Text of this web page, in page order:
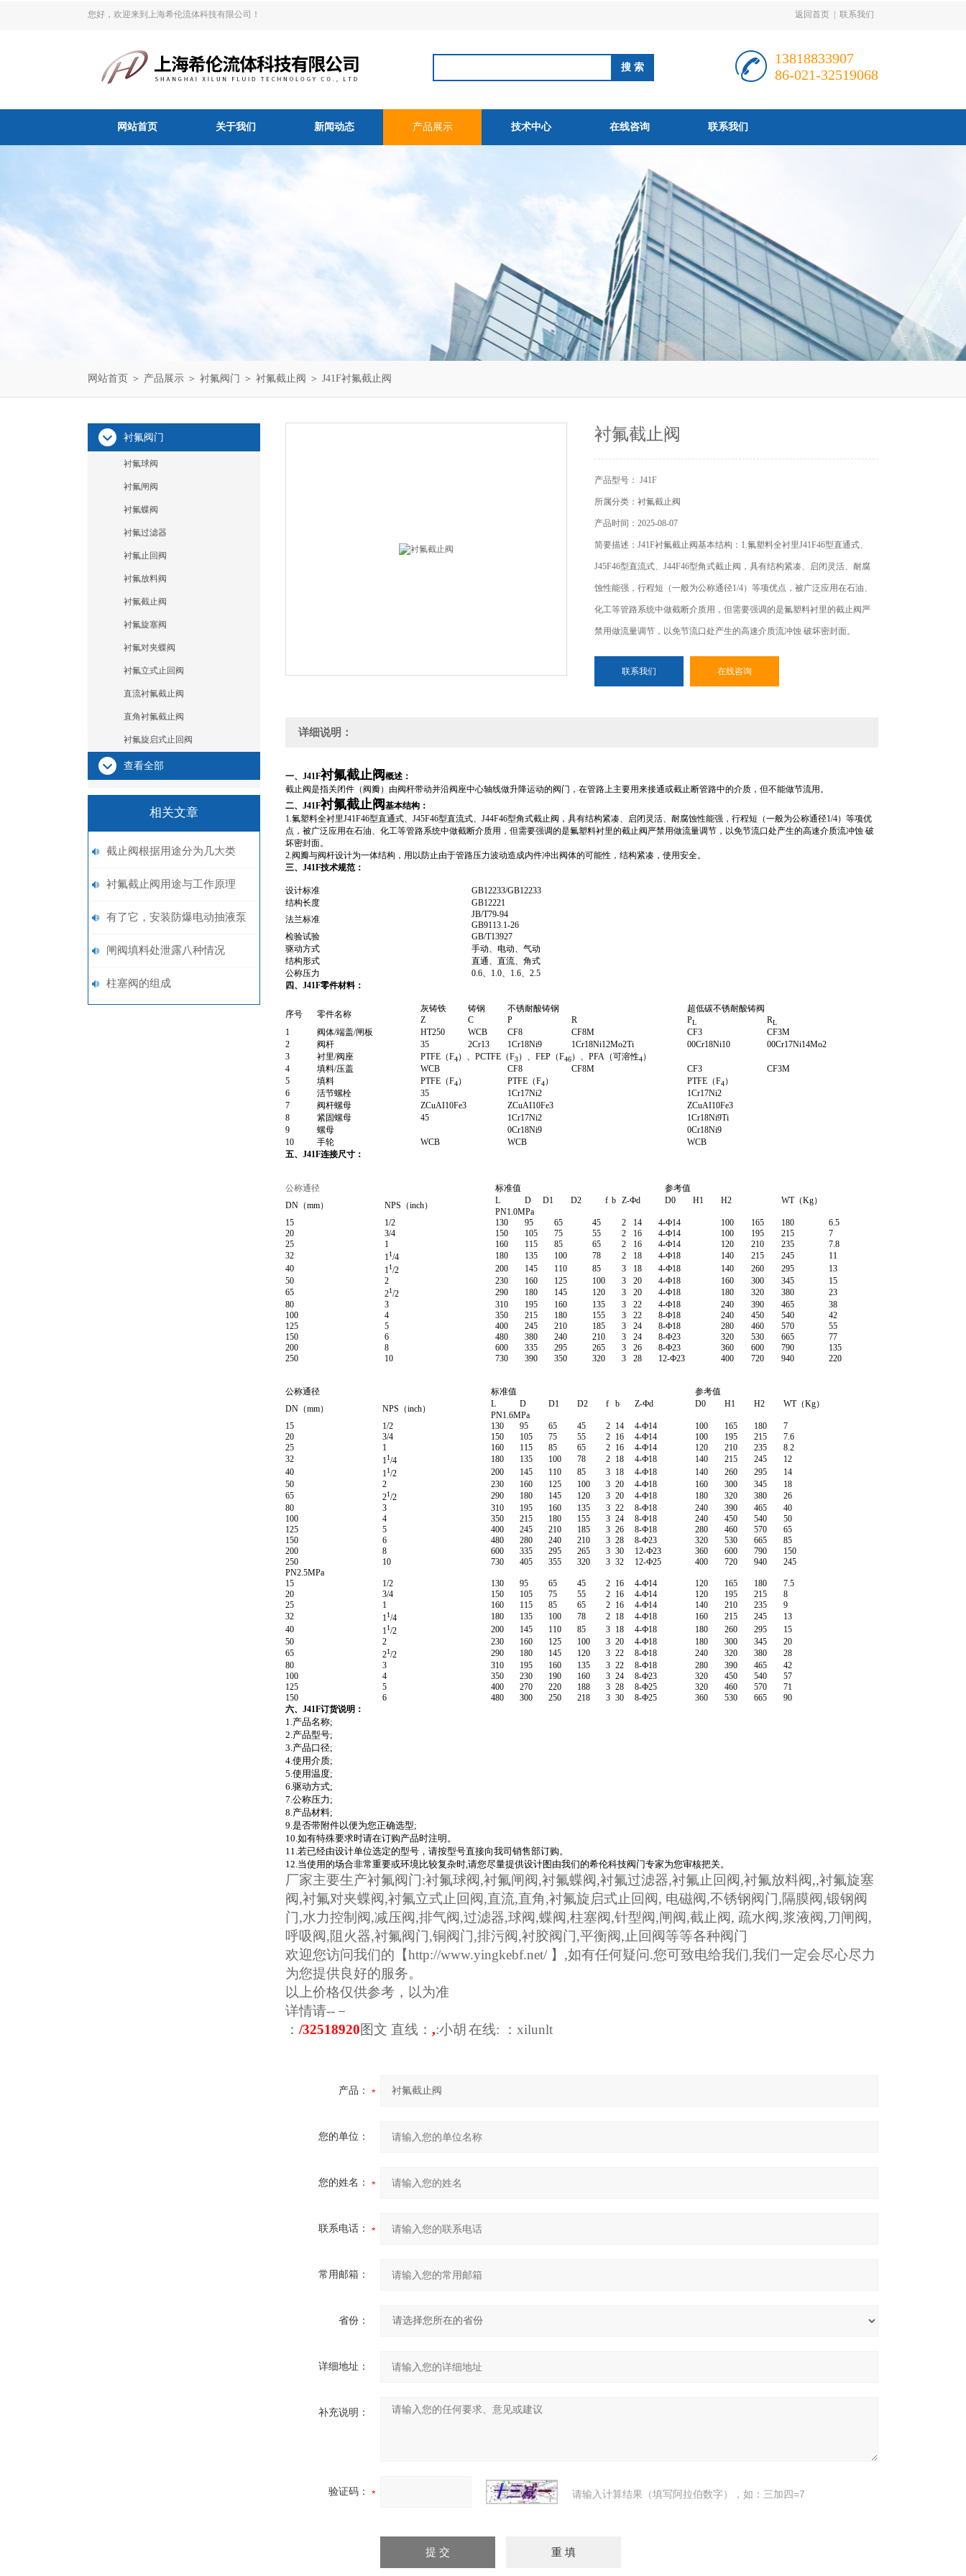
您好，欢迎来到上海希伦流体科技有限公司！ 返回首页 联系我们
13818833907
86-021-32519068
网站首页 关于我们 新闻动态 产品展示 技术中心 在线咨询 联系我们
网站首页 ＞ 产品展示 ＞ 衬氟阀门 ＞ 衬氟截止阀 ＞ J41F衬氟截止阀
衬氟阀门
衬氟球阀
衬氟闸阀
衬氟蝶阀
衬氟过滤器
衬氟止回阀
衬氟放料阀
衬氟截止阀
衬氟旋塞阀
衬氟对夹蝶阀
衬氟立式止回阀
直流衬氟截止阀
直角衬氟截止阀
衬氟旋启式止回阀
查看全部
相关文章
截止阀根据用途分为几大类
衬氟截止阀用途与工作原理
有了它，安装防爆电动抽液泵
会更轻松
闸阀填料处泄露八种情况
柱塞阀的组成
衬氟截止阀
产品型号： J41F
所属分类：衬氟截止阀
产品时间：2025-08-07
简要描述：J41F衬氟截止阀基本结构：1.氟塑料全衬里J41F46型直通式、
J45F46型直流式、J44F46型角式截止阀，具有结构紧凑、启闭灵活、耐腐
蚀性能强，行程短（一般为公称通径1/4）等项优点，被广泛应用在石油、
化工等管路系统中做截断介质用，但需要强调的是氟塑料衬里的截止阀严
禁用做流量调节，以免节流口处产生的高速介质流冲蚀 破坏密封面。
联系我们 在线咨询
详细说明：
一、J41F衬氟截止阀 概述：
截止阀是指关闭件（阀瓣）由阀杆带动并沿阀座中心轴线做升降运动的阀门，在管路上主要用来接通或截止断管路中的介质，但不能做节流用。
二、J41F衬氟截止阀 基本结构：
1.氟塑料全衬里J41F46型直通式、J45F46型直流式、J44F46型角式截止阀，具有结构紧凑、启闭灵活、耐腐蚀性能强，行程短（一般为公称通径1/4）等项优
点，被广泛应用在石油、化工等管路系统中做截断介质用，但需要强调的是氟塑料衬里的截止阀严禁用做流量调节，以免节流口处产生的高速介质流冲蚀 破
坏密封面。
2.阀瓣与阀杆设计为一体结构，用以防止由于管路压力波动造成内件冲出阀体的可能性，结构紧凑，使用安全。
三、J41F技术规范：
设计标准
GB12233/GB12233
结构长度
GB12221
法兰标准
JB/T79-94
GB9113.1-26
检验试验
GB/T13927
驱动方式
手动、电动、气动
结构形式
直通、直流、角式
公称压力
0.6、1.0、1.6、2.5
四、J41F零件材料：
序号 零件名称
灰铸铁 铸钢 不锈耐酸铸钢
超低碳不锈耐酸铸阀
Z
C P R PL RL
1 阀体/端盖/闸板 HT250 WCB CF8 CF8M CF3
CF3M
2
阀杆 35 2Cr13 1Cr18Ni9 1Cr18Ni12Mo2Ti 00Cr18Ni10
00Cr17Ni14Mo2
3
衬里/阀座 PTFE（F4）、PCTFE（F3）、FEP（F46）、PFA（可溶性4）
4
填料/压盖 WCB CF8 CF8M CF3
CF3M
5
填料 PTFE（F4） PTFE（F4） PTFE（F4）
6
活节螺栓 35 1Cr17Ni2
1Cr17Ni2
7
阀杆螺母 ZCuAI10Fe3 ZCuAI10Fe3
ZCuAI10Fe3
8
紧固螺母 45 1Cr17Ni2
1Cr18Ni9Ti
9
螺母 0Cr18Ni9
0Cr18Ni9
10
手轮 WCB WCB
WCB
五、J41F连接尺寸：
公称通径 标准值
参考值
DN（mm）
NPS（inch） L D D1 D2 f b Z-Фd D0 H1 H2
WT（Kg）
PN1.0MPa
15
1/2 130 95 65 45 2 14 4-Ф14 100 165 180
6.5
20
3/4 150 105 75 55 2 16 4-Ф14 100 195 215
7
25
1 160 115 85 65 2 16 4-Ф14 120 210 235
7.8
32
11/4 180 135 100 78 2 18 4-Ф18 140 215 245
11
40
11/2 200 145 110 85 3 18 4-Ф18 140 260 295
13
50
2 230 160 125 100 3 20 4-Ф18 160 300 345
15
65
21/2 290 180 145 120 3 20 4-Ф18 180 320 380
23
80
3 310 195 160 135 3 22 4-Ф18 240 390 465
38
100
4 350 215 180 155 3 22 8-Ф18 240 450 540
42
125
5 400 245 210 185 3 24 8-Ф18 280 460 570
55
150
6 480 380 240 210 3 24 8-Ф23 320 530 665
77
200
8 600 335 295 265 3 26 8-Ф23 360 600 790
135
250
10 730 390 350 320 3 28 12-Ф23 400 720 940 220
公称通径 标准值
参考值
DN（mm）
NPS（inch） L D D1 D2 f b Z-Фd D0 H1 H2
WT（Kg）
PN1.6MPa
15
1/2 130 95 65 45 2 14 4-Ф14 100 165 180
7
20
3/4 150 105 75 55 2 16 4-Ф14 100 195 215
7.6
25
1 160 115 85 65 2 16 4-Ф14 120 210 235
8.2
32
11/4 180 135 100 78 2 18 4-Ф18 140 215 245
12
40
11/2 200 145 110 85 3 18 4-Ф18 140 260 295
14
50
2 230 160 125 100 3 20 4-Ф18 160 300 345
18
65
21/2 290 180 145 120 3 20 4-Ф18 180 320 380
26
80
3 310 195 160 135 3 22 8-Ф18 240 390 465
40
100
4 350 215 180 155 3 24 8-Ф18 240 450 540
50
125
5 400 245 210 185 3 26 8-Ф18 280 460 570
65
150
6 480 280 240 210 3 28 8-Ф23 320 530 665
85
200
8 600 335 295 265 3 30 12-Ф23 360 600 790
150
250
10 730 405 355 320 3 32 12-Ф25 400 720 940
245
PN2.5MPa
15
1/2 130 95 65 45 2 16 4-Ф14 120 165 180
7.5
20
3/4 150 105 75 55 2 16 4-Ф14 120 195 215
8
25
1 160 115 85 65 2 16 4-Ф14 140 210 235
9
32
11/4 180 135 100 78 2 18 4-Ф18 160 215 245
13
40
11/2 200 145 110 85 3 18 4-Ф18 180 260 295
15
50
2 230 160 125 100 3 20 4-Ф18 180 300 345
20
65
21/2 290 180 145 120 3 22 8-Ф18 240 320 380
28
80
3 310 195 160 135 3 22 8-Ф18 280 390 465
42
100
4 350 230 190 160 3 24 8-Ф23 320 450 540
57
125
5 400 270 220 188 3 28 8-Ф25 320 460 570
71
150
6 480 300 250 218 3 30 8-Ф25 360 530 665
90
六、J41F订货说明：
1.产品名称;
2.产品型号;
3.产品口径;
4.使用介质;
5.使用温度;
6.驱动方式;
7.公称压力;
8.产品材料;
9.是否带附件以便为您正确选型;
10.如有特殊要求时请在订购产品时注明。
11.若已经由设计单位选定的型号，请按型号直接向我司销售部订购。
12.当使用的场合非常重要或环境比较复杂时,请您尽量提供设计图由我们的希伦科技阀门专家为您审核把关。
厂家主要生产衬氟阀门:衬氟球阀,衬氟闸阀,衬氟蝶阀,衬氟过滤器,衬氟止回阀,衬氟放料阀,,衬氟旋塞
阀,衬氟对夹蝶阀,衬氟立式止回阀,直流,直角,衬氟旋启式止回阀, 电磁阀,不锈钢阀门,隔膜阀,锻钢阀
门,水力控制阀,减压阀,排气阀,过滤器,球阀,蝶阀,柱塞阀,针型阀,闸阀,截止阀, 疏水阀,浆液阀,刀闸阀,
呼吸阀,阻火器,衬氟阀门,铜阀门,排污阀,衬胶阀门,平衡阀, 止回阀等等各种阀门
欢迎您访问我们的【http://www.yingkebf.net/ 】 ,如有任何疑问.您可致电给我们,我们一定会尽心尽力
为您提供良好的服务。
以上价格仅供参考，以为准
详情请--－
： /32518920图文 直线： ,:小胡 在线: ： xilunlt
产品：
您的单位：
您的姓名：
联系电话：
常用邮箱：
省份：
详细地址：
补充说明：
验证码： 请输入计算结果（填写阿拉伯数字），如：三加四=7